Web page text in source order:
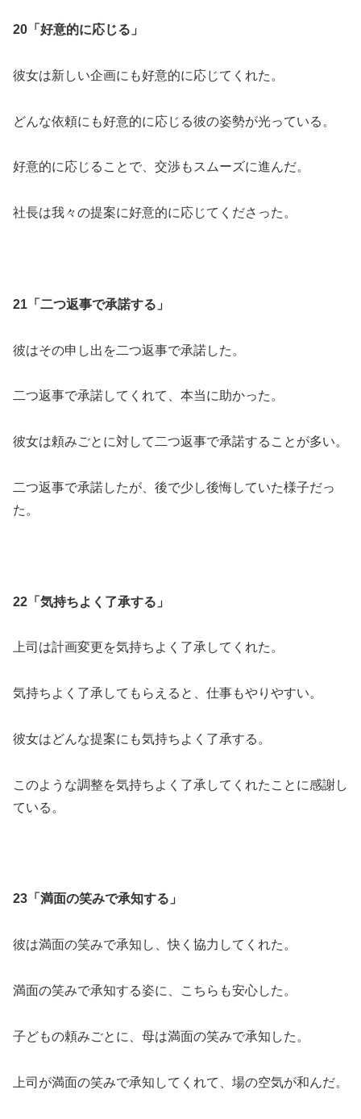
20「好意的に応じる」
彼女は新しい企画にも好意的に応じてくれた。
どんな依頼にも好意的に応じる彼の姿勢が光っている。
好意的に応じることで、交渉もスムーズに進んだ。
社長は我々の提案に好意的に応じてくださった。
21「二つ返事で承諾する」
彼はその申し出を二つ返事で承諾した。
二つ返事で承諾してくれて、本当に助かった。
彼女は頼みごとに対して二つ返事で承諾することが多い。
二つ返事で承諾したが、後で少し後悔していた様子だっ
た。
22「気持ちよく了承する」
上司は計画変更を気持ちよく了承してくれた。
気持ちよく了承してもらえると、仕事もやりやすい。
彼女はどんな提案にも気持ちよく了承する。
このような調整を気持ちよく了承してくれたことに感謝し
ている。
23「満面の笑みで承知する」
彼は満面の笑みで承知し、快く協力してくれた。
満面の笑みで承知する姿に、こちらも安心した。
子どもの頼みごとに、母は満面の笑みで承知した。
上司が満面の笑みで承知してくれて、場の空気が和んだ。